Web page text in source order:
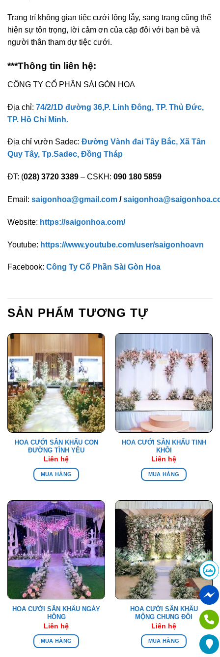
Trang trí không gian tiệc cưới lộng lẫy, sang trạng cũng thể
hiện sự tôn trọng, lời cảm ơn của cặp đôi với bạn bè và
người thân tham dự tiệc cưới.
***Thông tin liên hệ:
CÔNG TY CỔ PHẦN SÀI GÒN HOA
Địa chỉ: 74/2/1D đường 36,P. Linh Đông, TP. Thủ Đức,
TP. Hồ Chí Minh.
Địa chỉ vườn Sadec: Đường Vành đai Tây Bắc, Xã Tân
Quy Tây, Tp.Sadec, Đồng Tháp
ĐT: (028) 3720 3389 – CSKH: 090 180 5859
Email: saigonhoa@gmail.com /
Website: https://saigonhoa.com/
Youtube: https://www.youtube.com/user/saigonhoavn
Facebook: Công Ty Cổ Phần Sài Gòn Hoa
SẢN PHẨM TƯƠNG TỰ
HOA CƯỚI SÂN KHẤU CON
ĐƯỜNG TÌNH YÊU
Liên hệ
MUA HÀNG
HOA CƯỚI SÂN KHẤU TINH
KHÔI
Liên hệ
MUA HÀNG
HOA CƯỚI SÂN KHẤU NGÀY
HỒNG
Liên hệ
MUA HÀNG
HOA CƯỚI SÂN KHẤU
MỘNG CHUNG ĐÔI
Liên hệ
MUA HÀNG